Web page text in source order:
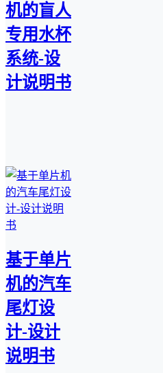
机的盲人
专用水杯
系统-设
计说明书
基于单片
机的汽车
尾灯设
计-设计
说明书